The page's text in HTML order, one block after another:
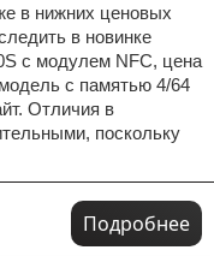
в нижних ценовых
в новинке
с модулем NFC, цена
с памятью 4/64
Отличия в
поскольку
Подробнее